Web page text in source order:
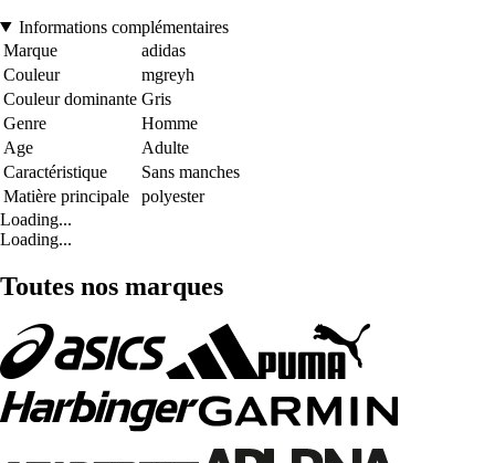
Informations complémentaires
Marque
adidas
Couleur
mgreyh
Couleur dominante Gris
Genre
Homme
Age
Adulte
Caractéristique
Sans manches
Matière principale
polyester
Loading...
Loading...
Toutes nos marques